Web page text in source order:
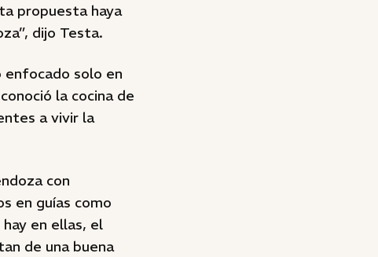
propuesta haya
dijo Testa.
solo en
la cocina de
a vivir la
con
en guías como
en ellas, el
de una buena